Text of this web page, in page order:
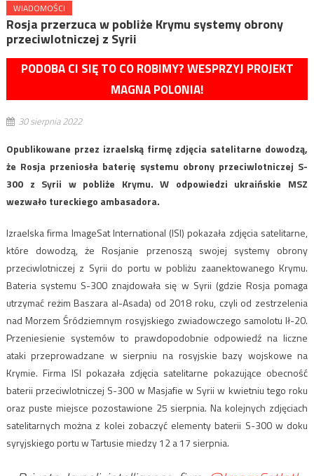
WIADOMOŚCI
Rosja przerzuca w pobliże Krymu systemy obrony
przeciwlotniczej z Syrii
PODOBA CI SIĘ TO CO ROBIMY? WESPRZYJ PROJEKT
MAGNA POLONIA!
30 sierpnia 2022
Opublikowane przez izraelską firmę zdjęcia satelitarne dowodzą,
że Rosja przeniosła baterię systemu obrony przeciwlotniczej S-
300 z Syrii w pobliże Krymu. W odpowiedzi ukraińskie MSZ
wezwało tureckiego ambasadora.
Izraelska firma ImageSat International (ISI) pokazała zdjęcia satelitarne,
które dowodzą, że Rosjanie przenoszą swojej systemy obrony
przeciwlotniczej z Syrii do portu w pobliżu zaanektowanego Krymu.
Bateria systemu S-300 znajdowała się w Syrii (gdzie Rosja pomaga
utrzymać reżim Baszara al-Asada) od 2018 roku, czyli od zestrzelenia
nad Morzem Śródziemnym rosyjskiego zwiadowczego samolotu Ił-20.
Przeniesienie systemów to prawdopodobnie odpowiedź na liczne
ataki przeprowadzane w sierpniu na rosyjskie bazy wojskowe na
Krymie. Firma ISI pokazała zdjęcia satelitarne pokazujące obecność
baterii przeciwlotniczej S-300 w Masjafie w Syrii w kwietniu tego roku
oraz puste miejsce pozostawione 25 sierpnia. Na kolejnych zdjęciach
satelitarnych można z kolei zobaczyć elementy baterii S-300 w doku
syryjskiego portu w Tartusie miedzy 12 a 17 sierpnia.